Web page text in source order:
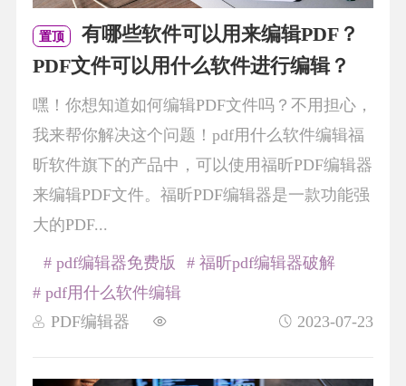
置顶
有哪些软件可以用来编辑PDF？
PDF文件可以用什么软件进行编辑？
嘿！你想知道如何编辑PDF文件吗？不用担心，
我来帮你解决这个问题！pdf用什么软件编辑福
昕软件旗下的产品中，可以使用福昕PDF编辑器
来编辑PDF文件。福昕PDF编辑器是一款功能强
大的PDF...
PDF编辑器 2023-07-23
# pdf编辑器免费版
# 福昕pdf编辑器破解
# pdf用什么软件编辑